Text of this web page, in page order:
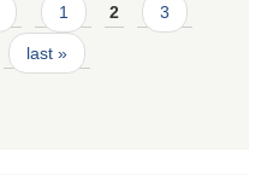
1 2 3
last »